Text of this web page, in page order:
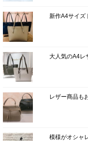
新作A4サイズ
大人気のA4レ
レザー商品も
模様がオシャ